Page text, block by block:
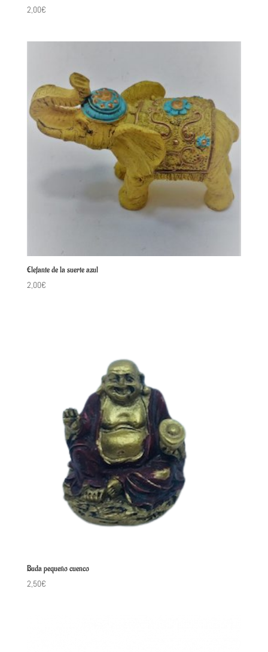
2,00€
Elefante de la suerte azul
2,00€
Buda pequeño cuenco
2,50€